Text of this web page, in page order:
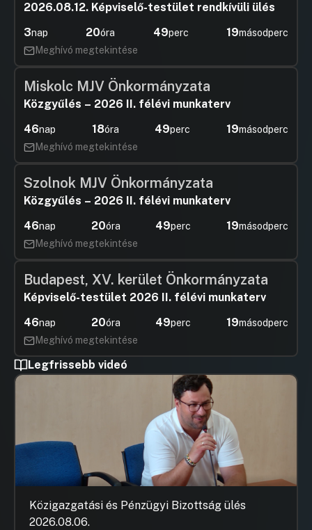
2026.08.12. Képviselő-testület rendkívüli ülés
3nap 20óra 49perc 19másodperc
Meghívó megtekintése
Miskolc MJV Önkormányzata
Közgyűlés – 2026 II. félévi munkaterv
46nap 18óra 49perc 19másodperc
Meghívó megtekintése
Szolnok MJV Önkormányzata
Közgyűlés – 2026 II. félévi munkaterv
46nap 20óra 49perc 19másodperc
Meghívó megtekintése
Budapest, XV. kerület Önkormányzata
Képviselő-testület 2026 II. félévi munkaterv
46nap 20óra 49perc 19másodperc
Meghívó megtekintése
Legfrissebb videó
Közigazgatási és Pénzügyi Bizottság ülés
2026.08.06.